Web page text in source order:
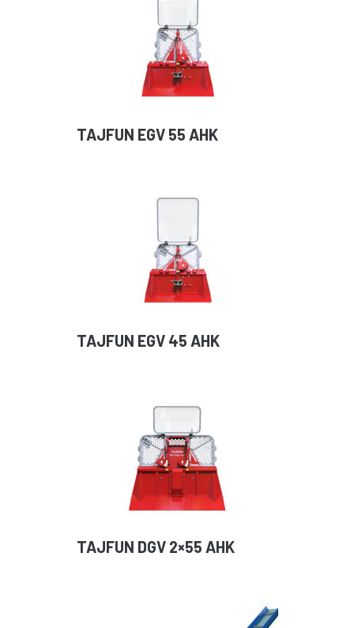
TAJFUN EGV 55 AHK
TAJFUN EGV 45 AHK
TAJFUN DGV 2×55 AHK